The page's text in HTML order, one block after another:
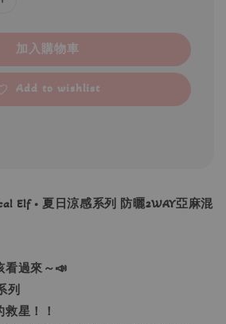
加入購物車
Add to wishlist
Elf • 夏日涼感系列 防曬2WAY亞麻混
看過來～📣
列
星！！